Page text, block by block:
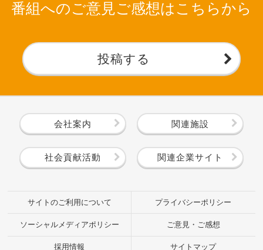
番組へのご意見ご感想はこちらから
投稿する
会社案内 関連施設
社会貢献活動 関連企業サイト
サイトのご利用について プライバシーポリシー
ソーシャルメディアポリシー ご意見・ご感想
採用情報 サイトマップ